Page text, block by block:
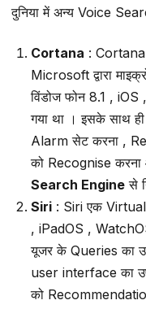
दुनिया में अन्य Voice
Cortana :
Microsoft द्वारा
विंडोज फोन 8.1 , iOS
गया था । इसके साथ
Alarm सेट करना ,
को Recognise करना
Search Engine से
Siri : Siri एक
, iPadOS ,
यूजर के Queries का
user interface का
को